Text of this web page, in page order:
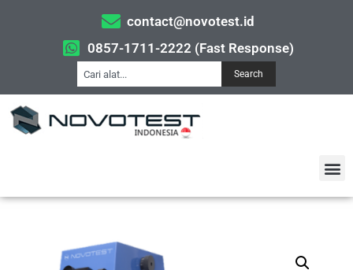
contact@novotest.id
0857-1711-2222 (Fast Response)
Search